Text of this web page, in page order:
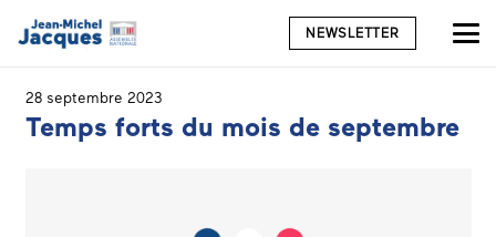
NEWSLETTER
28 septembre 2023
Temps forts du mois de septembre